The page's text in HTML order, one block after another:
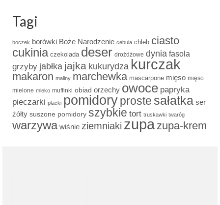
Tagi
boczek borówki Boże Narodzenie cebula chleb ciasto
cukinia czekolada deser drożdżowe dynia fasola
grzyby jabłka jajka kukurydza kurczak
makaron maliny marchewka mascarpone mięso mięso
mielone mleko muffinki obiad orzechy owoce papryka
pieczarki placki pomidoryproste sałatka ser
żółty suszone pomidory szybkie tort truskawki twaróg
warzywa wiśnie ziemniaki zupa zupa-krem